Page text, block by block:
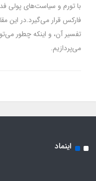
با تورم و سیاست‌های پولی
فارکس قرار می‌گیرد.در این
تفسیر آن، و اینکه چطور
می‌پردازیم.
اینماد